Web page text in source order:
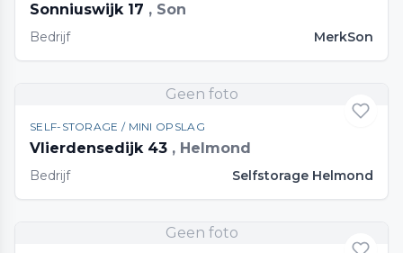
Sonniuswijk 17 , Son
Bedrijf MerkSon
Geen foto
SELF-STORAGE / MINI OPSLAG
Vlierdensedijk 43 , Helmond
Bedrijf Selfstorage Helmond
Geen foto